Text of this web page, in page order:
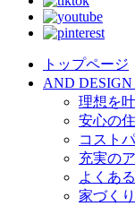
トップページ
AND
理想を
安心の
コスト
充実の
よくあ
家づく